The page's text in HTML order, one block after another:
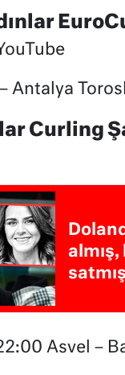
Antalya
Curling
Asvel –